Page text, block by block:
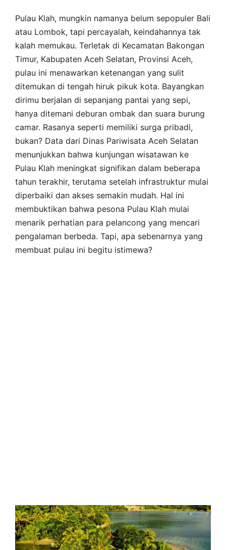
Pulau Klah, mungkin namanya belum sepopuler Bali
atau Lombok, tapi percayalah, keindahannya tak
kalah memukau. Terletak di Kecamatan Bakongan
Timur, Kabupaten Aceh Selatan, Provinsi Aceh,
pulau ini menawarkan ketenangan yang sulit
ditemukan di tengah hiruk pikuk kota. Bayangkan
dirimu berjalan di sepanjang pantai yang sepi,
hanya ditemani deburan ombak dan suara burung
camar. Rasanya seperti memiliki surga pribadi,
bukan? Data dari Dinas Pariwisata Aceh Selatan
menunjukkan bahwa kunjungan wisatawan ke
Pulau Klah meningkat signifikan dalam beberapa
tahun terakhir, terutama setelah infrastruktur mulai
diperbaiki dan akses semakin mudah. Hal ini
membuktikan bahwa pesona Pulau Klah mulai
menarik perhatian para pelancong yang mencari
pengalaman berbeda. Tapi, apa sebenarnya yang
membuat pulau ini begitu istimewa?